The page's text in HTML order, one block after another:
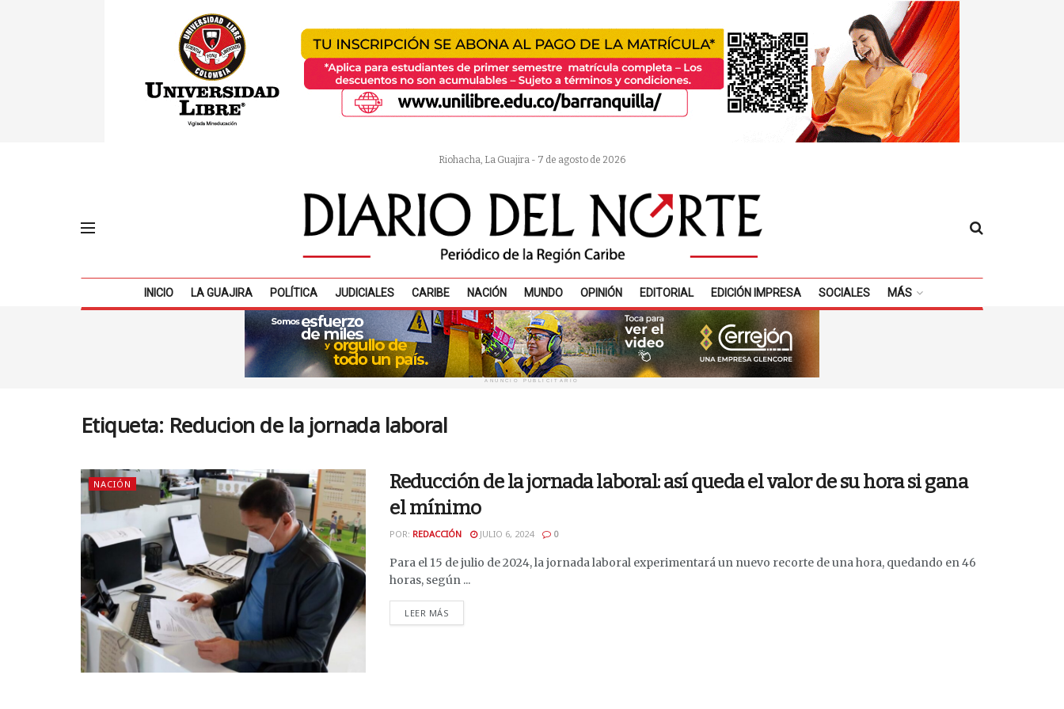
Riohacha, La Guajira - 7 de agosto de 2026
INICIO LA GUAJIRA POLÍTICA JUDICIALES CARIBE NACIÓN MUNDO OPINIÓN EDITORIAL EDICIÓN IMPRESA SOCIALES MÁS
ANUNCIO PUBLICITARIO
Etiqueta: Reducion de la jornada laboral
NACIÓN
Reducción de la jornada laboral: así queda el valor de su hora si gana
el mínimo
POR: REDACCIÓN JULIO 6, 2024 0
Para el 15 de julio de 2024, la jornada laboral experimentará un nuevo recorte de una hora, quedando en 46
horas, según ...
LEER MÁS